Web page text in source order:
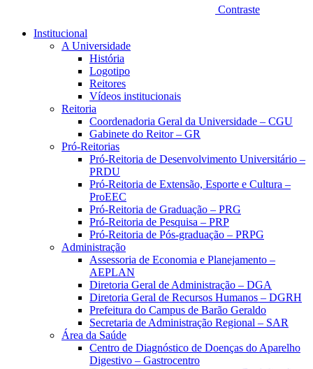
Contraste
Institucional
A Universidade
História
Logotipo
Reitores
Vídeos institucionais
Reitoria
Coordenadoria Geral da Universidade – CGU
Gabinete do Reitor – GR
Pró-Reitorias
Pró-Reitoria de Desenvolvimento Universitário –
PRDU
Pró-Reitoria de Extensão, Esporte e Cultura –
ProEEC
Pró-Reitoria de Graduação – PRG
Pró-Reitoria de Pesquisa – PRP
Pró-Reitoria de Pós-graduação – PRPG
Administração
Assessoria de Economia e Planejamento –
AEPLAN
Diretoria Geral de Administração – DGA
Diretoria Geral de Recursos Humanos – DGRH
Prefeitura do Campus de Barão Geraldo
Secretaria de Administração Regional – SAR
Área da Saúde
Centro de Diagnóstico de Doenças do Aparelho
Digestivo – Gastrocentro